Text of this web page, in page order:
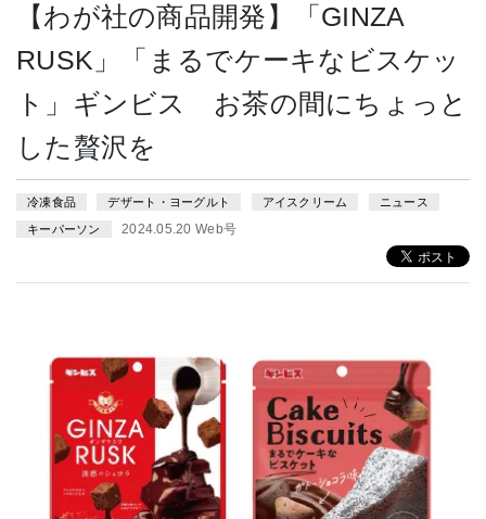
【わが社の商品開発】「GINZA
RUSK」「まるでケーキなビスケッ
ト」ギンビス お茶の間にちょっと
した贅沢を
冷凍食品 デザート・ヨーグルト アイスクリーム ニュース
キーパーソン 2024.05.20 Web号